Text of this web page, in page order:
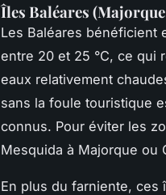
Îles Baléares
Les Baléares bénéficient
entre 20 et 25 °C, ce qui
eaux relativement
sans la foule touristique
connus. Pour éviter les
Mesquida à Majorque ou
En plus du farniente, ces